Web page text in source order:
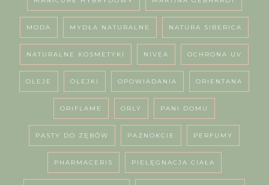
MODA MYDŁA NATURALNE NATURA SIBERICA
NATURALNE KOSMETYKI NIVEA OCHRONA UV
OLEJE OLEJKI OPOWIADANIA ORIENTANA
ORIFLAME ORLY PANI DOMU
PASTY DO ZĘBÓW PAZNOKCIE PERFUMY
PHARMACERIS PIELĘGNACJA CIAŁA